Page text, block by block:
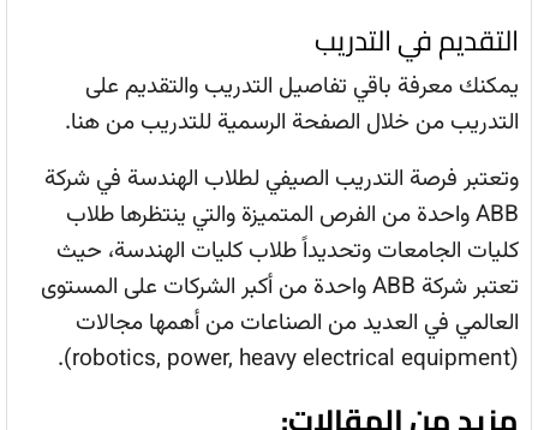
التقديم في التدريب
يمكنك معرفة باقي تفاصيل التدريب والتقديم على
التدريب من خلال الصفحة الرسمية للتدريب من هنا.
وتعتبر فرصة التدريب الصيفي لطلاب الهندسة في شركة
ABB واحدة من الفرص المتميزة والتي ينتظرها طلاب
كليات الجامعات وتحديداً طلاب كليات الهندسة، حيث
تعتبر شركة ABB واحدة من أكبر الشركات على المستوى
العالمي في العديد من الصناعات من أهمها مجالات
(robotics,
power, heavy electrical equipment).